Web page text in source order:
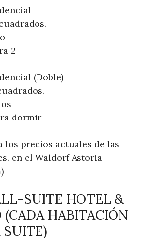
2
(Doble)
dormir
los precios actuales de las
en el Waldorf Astoria
SUITE HOTEL &
(CADA HABITACIÓN
SUITE)